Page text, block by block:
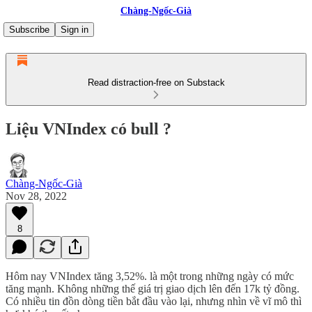
Chàng-Ngốc-Già
Subscribe
Sign in
Read distraction-free on Substack
Liệu VNIndex có bull ?
Chàng-Ngốc-Già
Nov 28, 2022
8
Hôm nay VNIndex tăng 3,52%. là một trong những ngày có mức
tăng mạnh. Không những thế giá trị giao dịch lên đến 17k tỷ đồng.
Có nhiều tin đồn dòng tiền bắt đầu vào lại, nhưng nhìn về vĩ mô thì